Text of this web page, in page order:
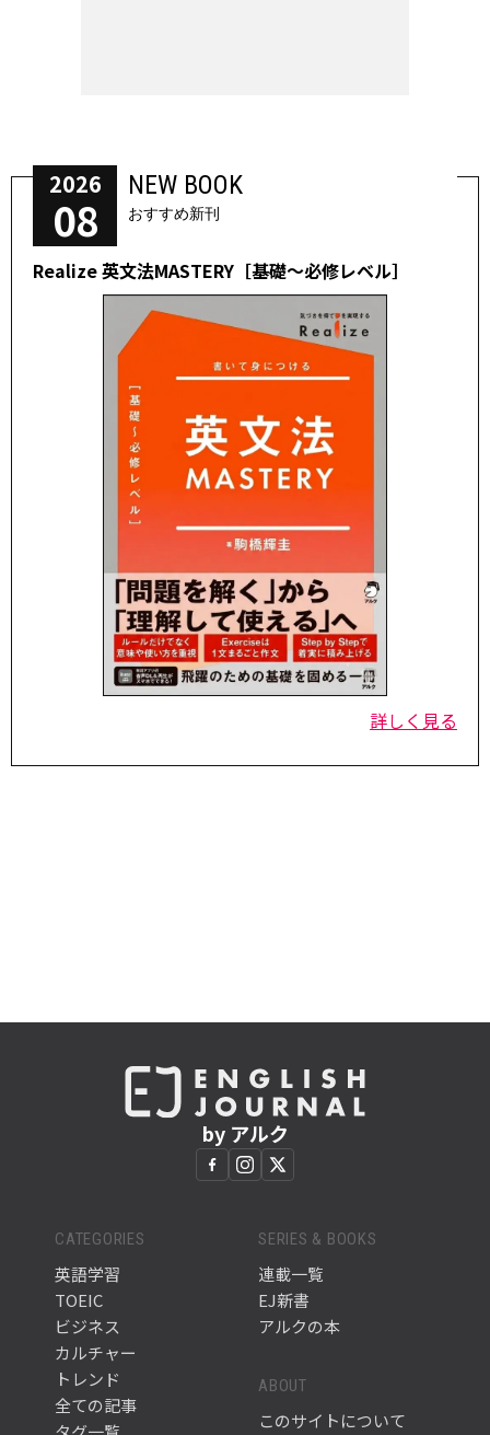
2026
08
NEW BOOK
おすすめ新刊
Realize 英文法MASTERY［基礎～必修レベル］
詳しく見る
by アルク
CATEGORIES
英語学習
TOEIC
ビジネス
カルチャー
トレンド
全ての記事
SERIES & BOOKS
連載一覧
EJ新書
アルクの本
ABOUT
このサイトについて